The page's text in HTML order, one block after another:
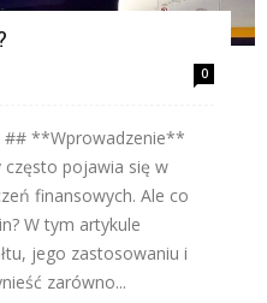
0
## **Wprowadzenie**
często pojawia się w
finansowych. Ale co
W tym artykule
jego zastosowaniu i
zarówno...